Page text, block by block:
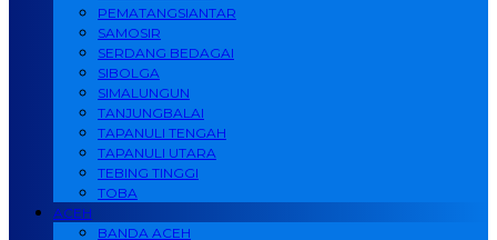
PEMATANGSIANTAR
SAMOSIR
SERDANG BEDAGAI
SIBOLGA
SIMALUNGUN
TANJUNGBALAI
TAPANULI TENGAH
TAPANULI UTARA
TEBING TINGGI
TOBA
ACEH
BANDA ACEH